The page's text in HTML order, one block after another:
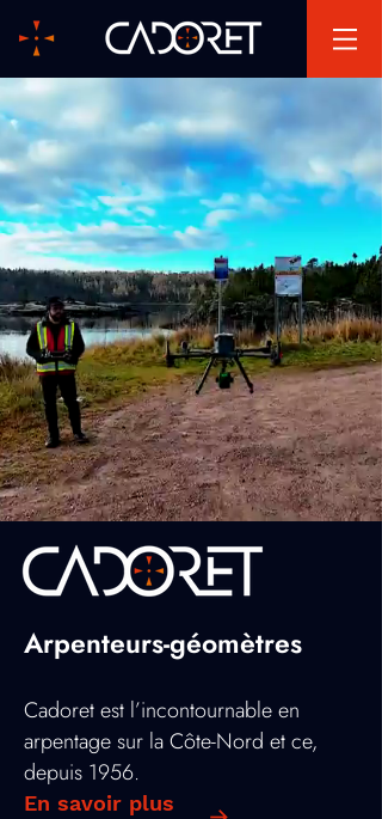
Arpenteurs-géomètres
Cadoret est l’incontournable en
arpentage sur la Côte-Nord et ce,
depuis 1956.
En savoir plus